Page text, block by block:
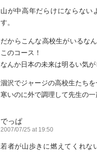
山が中高年だらけにならない
す。
だからこんな高校生がいるな
このコース！
なんか日本の未来は明るい気が
涸沢でジャージの高校生たちを
寒いのに外で調理して先生の
でっぱ
2007/07/25 at 19:50
若者が山歩きに燃えてくれな